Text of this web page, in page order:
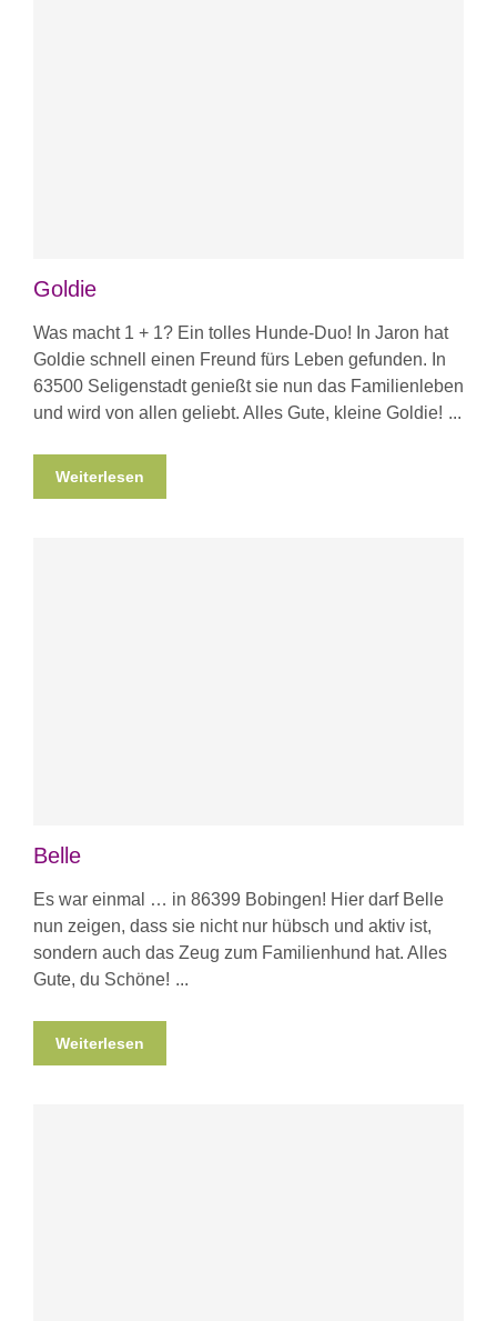
Goldie
Was macht 1 + 1? Ein tolles Hunde-Duo! In Jaron hat
Goldie schnell einen Freund fürs Leben gefunden. In
63500 Seligenstadt genießt sie nun das Familienleben
und wird von allen geliebt. Alles Gute, kleine Goldie!
Weiterlesen
Belle
Es war einmal … in 86399 Bobingen! Hier darf Belle
nun zeigen, dass sie nicht nur hübsch und aktiv ist,
sondern auch das Zeug zum Familienhund hat. Alles
Gute, du Schöne!
Weiterlesen